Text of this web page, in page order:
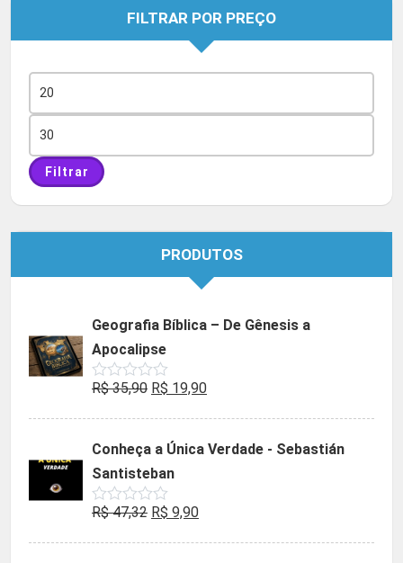
FILTRAR POR PREÇO
mínimo
máximo
Filtrar
PRODUTOS
Geografia Bíblica – De Gênesis a
Apocalipse
Avaliação
de
R$35,90 O
era:
R$ 35,90.
R$ 19,90O
é:
Conheça a Única Verdade - Sebastián
Santisteban
Avaliação
de
R$47,32 O
R$ 9,90O